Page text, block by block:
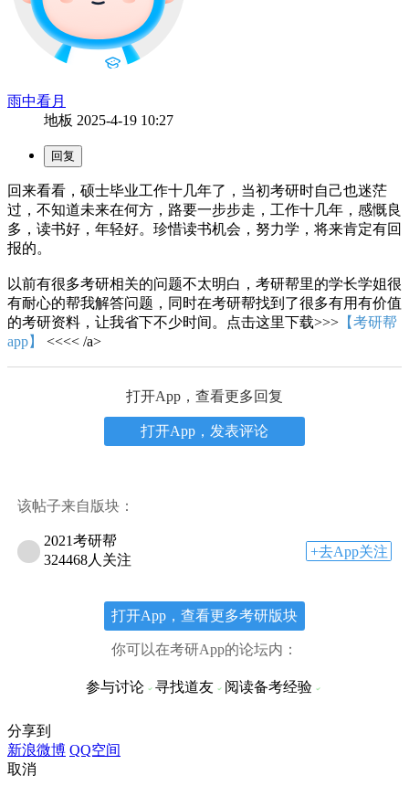
雨中看月
地板 2025-4-19 10:27
回来看看，硕士毕业工作十几年了，当初考研时自己也迷茫
过，不知道未来在何方，路要一步步走，工作十几年，感慨良
多，读书好，年轻好。珍惜读书机会，努力学，将来肯定有回
报的。
以前有很多考研相关的问题不太明白，考研帮里的学长学姐很
有耐心的帮我解答问题，同时在考研帮找到了很多有用有价值
的考研资料，让我省下不少时间。点击这里下载>>> 【考研帮
app】
<<<< /a>
打开App，查看更多回复
打开App，发表评论
该帖子来自版块：
2021考研帮
324468人关注
+去App关注
打开App，查看更多考研版块
你可以在考研App的论坛内：
参与讨论 寻找道友 阅读备考经验
分享到
新浪微博 QQ空间
取消